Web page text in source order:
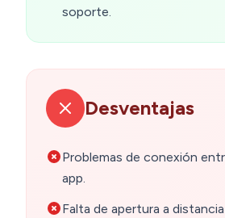
soporte.
Desventajas
Problemas de conexión
app.
Falta de apertura a